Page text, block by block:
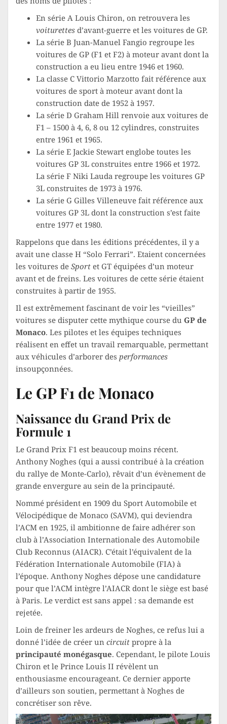
En série A Louis Chiron, on retrouvera les
voiturettes d’avant-guerre et les voitures de GP.
La série B Juan-Manuel Fangio regroupe les
voitures de GP (F1 et F2) à moteur avant dont la
construction a eu lieu entre 1946 et 1960.
La classe C Vittorio Marzotto fait référence aux
voitures de sport à moteur avant dont la
construction date de 1952 à 1957.
La série D Graham Hill renvoie aux voitures de
F1 – 1500 à 4, 6, 8 ou 12 cylindres, construites
entre 1961 et 1965.
La série E Jackie Stewart englobe toutes les
voitures GP 3L construites entre 1966 et 1972.
La série F Niki Lauda regroupe les voitures GP
3L construites de 1973 à 1976.
La série G Gilles Villeneuve fait référence aux
voitures GP 3L dont la construction s’est faite
entre 1977 et 1980.
Rappelons que dans les éditions précédentes, il y a
avait une classe H “Solo Ferrari”. Etaient concernées
les voitures de Sport et GT équipées d’un moteur
avant et de freins. Les voitures de cette série étaient
construites à partir de 1955.
Il est extrêmement fascinant de voir les “vieilles”
voitures se disputer cette mythique course du GP de
Monaco. Les pilotes et les équipes techniques
réalisent en effet un travail remarquable, permettant
aux véhicules d’arborer des performances
insoupçonnées.
Le GP F1 de Monaco
Naissance du Grand Prix de
Formule 1
Le Grand Prix F1 est beaucoup moins récent.
Anthony Noghes (qui a aussi contribué à la création
du rallye de Monte-Carlo), rêvait d’un évènement de
grande envergure au sein de la principauté.
Nommé président en 1909 du Sport Automobile et
Vélocipédique de Monaco (SAVM), qui deviendra
l’ACM en 1925, il ambitionne de faire adhérer son
club à l’Association Internationale des Automobile
Club Reconnus (AIACR). C’était l’équivalent de la
Fédération Internationale Automobile (FIA) à
l’époque. Anthony Noghes dépose une candidature
pour que l’ACM intègre l’AIACR dont le siège est basé
à Paris. Le verdict est sans appel : sa demande est
rejetée.
Loin de freiner les ardeurs de Noghes, ce refus lui a
donné l’idée de créer un circuit propre à la
principauté monégasque. Cependant, le pilote Louis
Chiron et le Prince Louis II révèlent un
enthousiasme encourageant. Ce dernier apporte
d’ailleurs son soutien, permettant à Noghes de
concrétiser son rêve.